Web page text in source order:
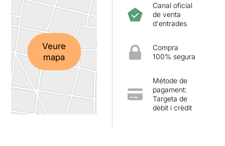
Veure
mapa
Canal oficial
de venta
d'entrades
Compra
100% segura
Métode de
pagament:
Targeta de
dèbit i crèdit